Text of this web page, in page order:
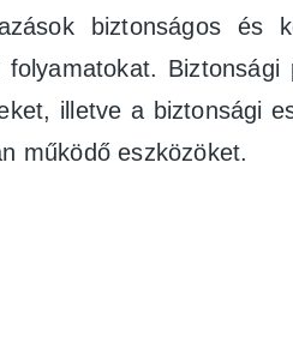
biztonságos és
Biztonsági
illetve a biztonsági
működő eszközöket.